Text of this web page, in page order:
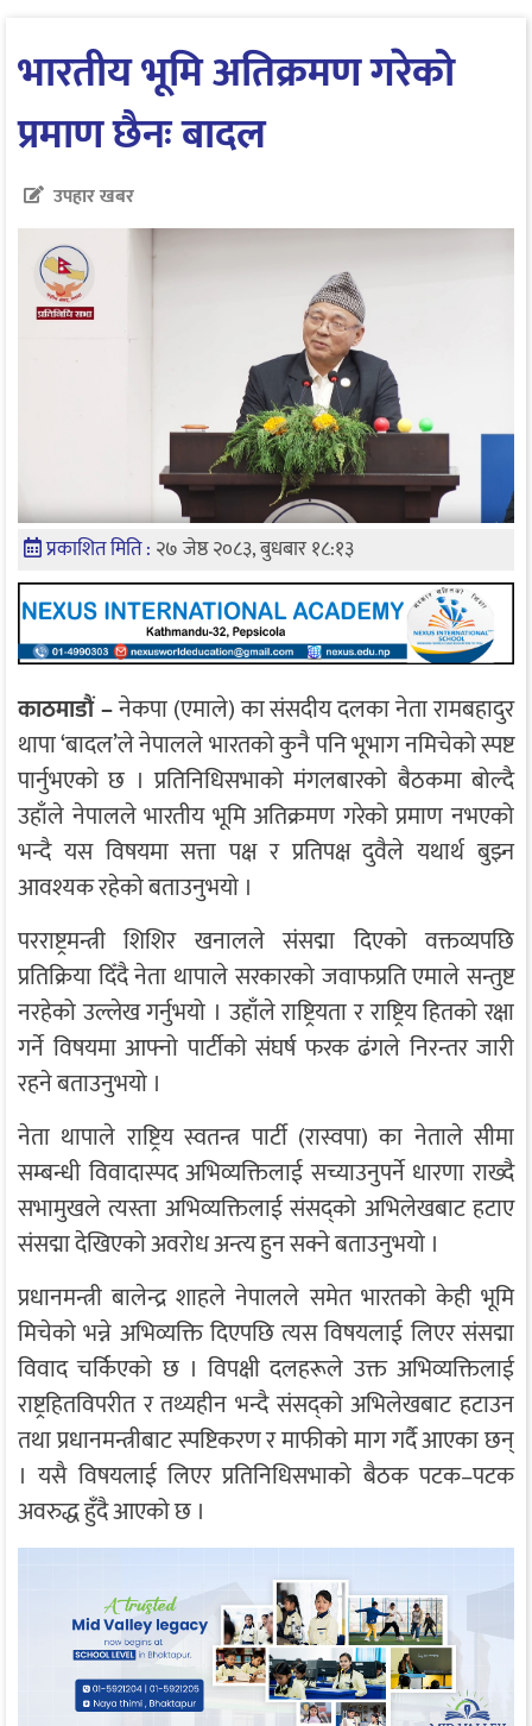
भारतीय भूमि अतिक्रमण गरेको
प्रमाण छैनः बादल
उपहार खबर
प्रकाशित मिति : २७ जेष्ठ २०८३, बुधबार १८:१३
काठमाडौं –नेकपा (एमाले) का संसदीय दलका नेता रामबहादुर
थापा ‘बादल’ले नेपालले भारतको कुनै पनि भूभाग नमिचेको स्पष्ट
पार्नुभएको छ । प्रतिनिधिसभाको मंगलबारको बैठकमा बोल्दै
उहाँले नेपालले भारतीय भूमि अतिक्रमण गरेको प्रमाण नभएको
भन्दै यस विषयमा सत्ता पक्ष र प्रतिपक्ष दुवैले यथार्थ बुझ्न
आवश्यक रहेको बताउनुभयो ।
परराष्ट्रमन्त्री शिशिर खनालले संसद्मा दिएको वक्तव्यपछि
प्रतिक्रिया दिँदै नेता थापाले सरकारको जवाफप्रति एमाले सन्तुष्ट
नरहेको उल्लेख गर्नुभयो । उहाँले राष्ट्रियता र राष्ट्रिय हितको रक्षा
गर्ने विषयमा आफ्नो पार्टीको संघर्ष फरक ढंगले निरन्तर जारी
रहने बताउनुभयो ।
नेता थापाले राष्ट्रिय स्वतन्त्र पार्टी (रास्वपा) का नेताले सीमा
सम्बन्धी विवादास्पद अभिव्यक्तिलाई सच्याउनुपर्ने धारणा राख्दै
सभामुखले त्यस्ता अभिव्यक्तिलाई संसद्को अभिलेखबाट हटाए
संसद्मा देखिएको अवरोध अन्त्य हुन सक्ने बताउनुभयो ।
प्रधानमन्त्री बालेन्द्र शाहले नेपालले समेत भारतको केही भूमि
मिचेको भन्ने अभिव्यक्ति दिएपछि त्यस विषयलाई लिएर संसद्मा
विवाद चर्किएको छ । विपक्षी दलहरूले उक्त अभिव्यक्तिलाई
राष्ट्रहितविपरीत र तथ्यहीन भन्दै संसद्को अभिलेखबाट हटाउन
तथा प्रधानमन्त्रीबाट स्पष्टिकरण र माफीको माग गर्दै आएका छन्
। यसै विषयलाई लिएर प्रतिनिधिसभाको बैठक पटक–पटक
अवरुद्ध हुँदै आएको छ ।